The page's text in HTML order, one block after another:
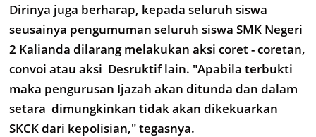
Dirinya juga berharap, kepada seluruh siswa
seusainya pengumuman seluruh siswa SMK Negeri
2 Kalianda dilarang melakukan aksi coret - coretan,
convoi atau aksi Desruktif lain. "Apabila terbukti
maka pengurusan Ijazah akan ditunda dan dalam
setara dimungkinkan tidak akan dikekuarkan
SKCK dari kepolisian," tegasnya.